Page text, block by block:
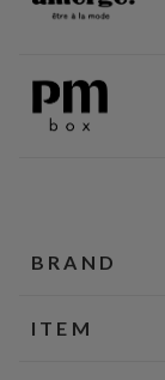
BRAND
ITEM